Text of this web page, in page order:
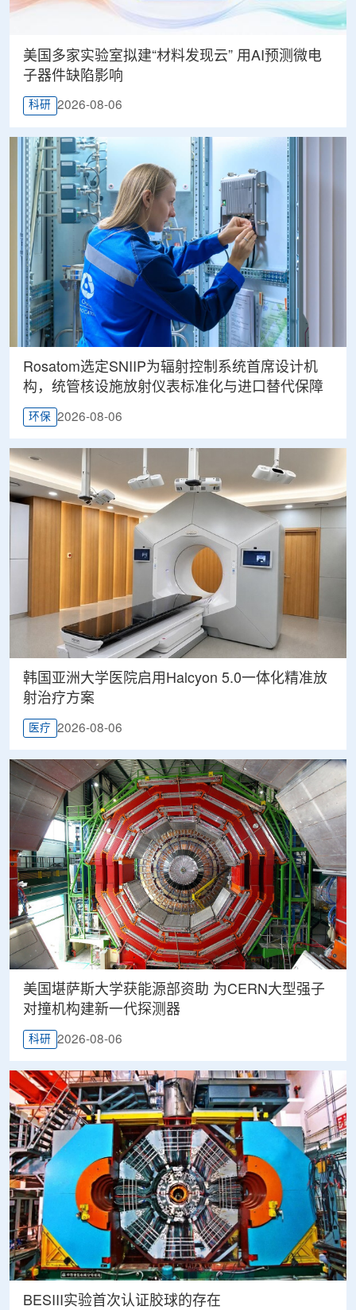
美国多家实验室拟建“材料发现云” 用AI预测微电
子器件缺陷影响
科研 2026-08-06
Rosatom选定SNIIP为辐射控制系统首席设计机
构，统管核设施放射仪表标准化与进口替代保障
环保 2026-08-06
韩国亚洲大学医院启用Halcyon 5.0一体化精准放
射治疗方案
医疗 2026-08-06
美国堪萨斯大学获能源部资助 为CERN大型强子
对撞机构建新一代探测器
科研 2026-08-06
BESIII实验首次认证胶球的存在